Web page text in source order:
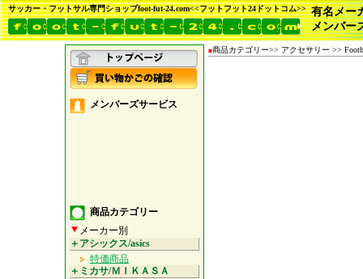
有名メー
メンバー
サッカー・フットサル専門ショップfoot-fut-24.com<<フットフット24ドットコム>>
メンバーズサービス
商品カテゴリー
メーカー別
＋アシックス/asics
特価商品
＋ミカサ/ＭＩＫＡＳＡ
■商品カテゴリー>> アクセサリー >>